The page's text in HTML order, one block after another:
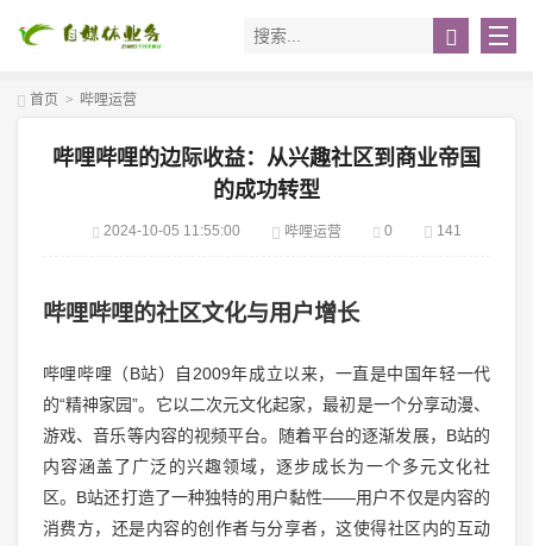
首页 > 哔哩运营
哔哩哔哩的边际收益：从兴趣社区到商业帝国
的成功转型
2024-10-05 11:55:00 哔哩运营 0 141
哔哩哔哩的社区文化与用户增长
哔哩哔哩（B站）自2009年成立以来，一直是中国年轻一代
的“精神家园”。它以二次元文化起家，最初是一个分享动漫、
游戏、音乐等内容的视频平台。随着平台的逐渐发展，B站的
内容涵盖了广泛的兴趣领域，逐步成长为一个多元文化社
区。B站还打造了一种独特的用户黏性——用户不仅是内容的
消费方，还是内容的创作者与分享者，这使得社区内的互动